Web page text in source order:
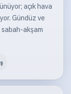
açık hava
Gündüz ve
sabah-akşam